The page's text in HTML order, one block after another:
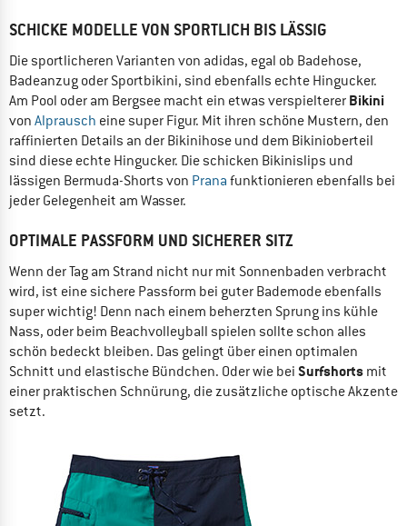
SCHICKE MODELLE VON SPORTLICH BIS LÄSSIG
Die sportlicheren Varianten von adidas, egal ob Badehose,
Badeanzug oder Sportbikini, sind ebenfalls echte Hingucker.
Am Pool oder am Bergsee macht ein etwas verspielterer Bikini
von Alprausch eine super Figur. Mit ihren schöne Mustern, den
raffinierten Details an der Bikinihose und dem Bikinioberteil
sind diese echte Hingucker. Die schicken Bikinislips und
lässigen Bermuda-Shorts von Prana funktionieren ebenfalls bei
jeder Gelegenheit am Wasser.
OPTIMALE PASSFORM UND SICHERER SITZ
Wenn der Tag am Strand nicht nur mit Sonnenbaden verbracht
wird, ist eine sichere Passform bei guter Bademode ebenfalls
super wichtig! Denn nach einem beherzten Sprung ins kühle
Nass, oder beim Beachvolleyball spielen sollte schon alles
schön bedeckt bleiben. Das gelingt über einen optimalen
Schnitt und elastische Bündchen. Oder wie bei Surfshorts mit
einer praktischen Schnürung, die zusätzliche optische Akzente
setzt.